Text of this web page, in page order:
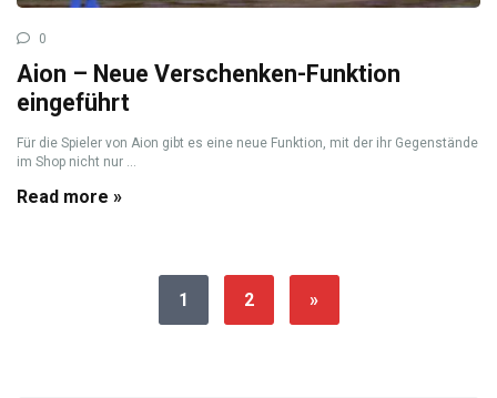
0
Aion – Neue Verschenken-Funktion
eingeführt
Für die Spieler von Aion gibt es eine neue Funktion, mit der ihr Gegenstände
im Shop nicht nur ...
Read more »
1 2 »